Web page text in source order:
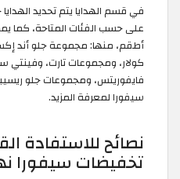
في قسم الهدايا يتم تحديد
على حسب الفئات المتاحة، كما
أطقم، منها: مجموعة جلو أند
كولار، ومجموعات تارت،
فايفوريتس، ومجموعات جلو
سيفورا لمعرفة المزيد.
نصائح للاستفادة
تخفيضات سيفورا